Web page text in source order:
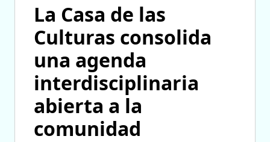
La Casa de las
Culturas consolida
una agenda
interdisciplinaria
abierta a la
comunidad